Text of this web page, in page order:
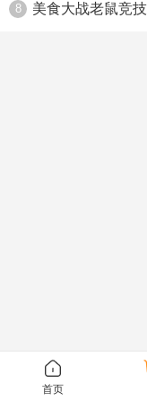
8 美食大战老鼠竞
首页